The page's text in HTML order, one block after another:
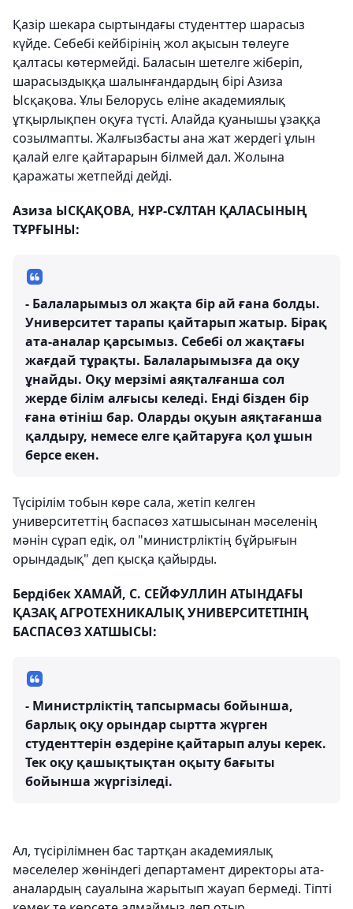
Қазір шекара сыртындағы студенттер шарасыз
күйде. Себебі кейбірінің жол ақысын төлеуге
қалтасы көтермейді. Баласын шетелге жіберіп,
шарасыздыққа шалынғандардың бірі Азиза
Ысқақова. Ұлы Белорусь еліне академиялық
ұтқырлықпен оқуға түсті. Алайда қуанышы ұзаққа
созылмапты. Жалғызбасты ана жат жердегі ұлын
қалай елге қайтарарын білмей дал. Жолына
қаражаты жетпейді дейді.
Азиза ЫСҚАҚОВА, НҰР-СҰЛТАН ҚАЛАСЫНЫҢ
ТҰРҒЫНЫ:
- Балаларымыз ол жақта бір ай ғана болды.
Университет тарапы қайтарып жатыр. Бірақ
ата-аналар қарсымыз. Себебі ол жақтағы
жағдай тұрақты. Балаларымызға да оқу
ұнайды. Оқу мерзімі аяқталғанша сол
жерде білім алғысы келеді. Енді бізден бір
ғана өтініш бар. Оларды оқуын аяқтағанша
қалдыру, немесе елге қайтаруға қол ұшын
берсе екен.
Түсірілім тобын көре сала, жетіп келген
университеттің баспасөз хатшысынан мәселенің
мәнін сұрап едік, ол "министрліктің бұйрығын
орындадық" деп қысқа қайырды.
Бердібек ХАМАЙ, С. СЕЙФУЛЛИН АТЫНДАҒЫ
ҚАЗАҚ АГРОТЕХНИКАЛЫҚ УНИВЕРСИТЕТІНІҢ
БАСПАСӨЗ ХАТШЫСЫ:
- Министрліктің тапсырмасы бойынша,
барлық оқу орындар сыртта жүрген
студенттерін өздеріне қайтарып алуы керек.
Тек оқу қашықтықтан оқыту бағыты
бойынша жүргізіледі.
Ал, түсірілімнен бас тартқан академиялық
мәселелер жөніндегі департамент директоры ата-
аналардың сауалына жарытып жауап бермеді. Тіпті